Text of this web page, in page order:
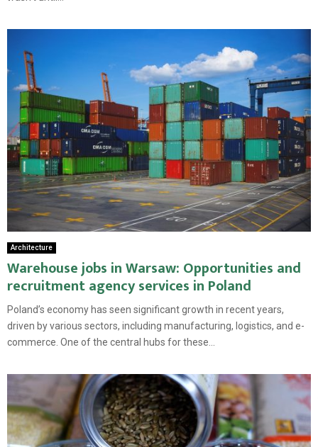
Architecture
Warehouse jobs in Warsaw: Opportunities and
recruitment agency services in Poland
Poland’s economy has seen significant growth in recent years,
driven by various sectors, including manufacturing, logistics, and e-
commerce. One of the central hubs for these...